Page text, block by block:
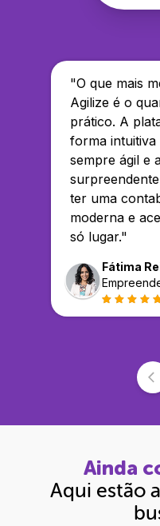
"O que mais
Agilize é o
prático. A
forma
sempre ágil e
ter uma
moderna e
só lugar."
Fátima
Ainda
Aqui estão